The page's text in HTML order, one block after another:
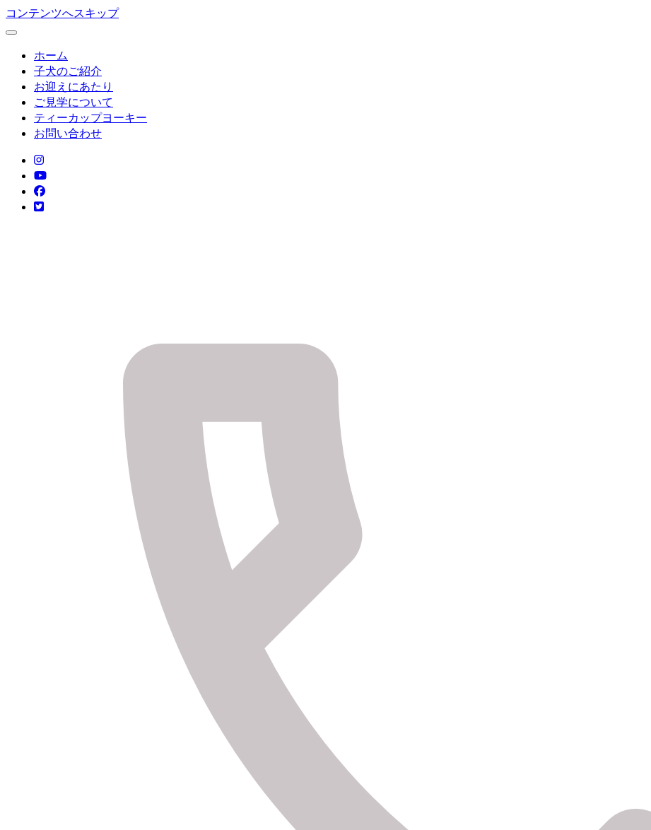
コンテンツへスキップ
ホーム
子犬のご紹介
お迎えにあたり
ご見学について
ティーカップヨーキー
お問い合わせ